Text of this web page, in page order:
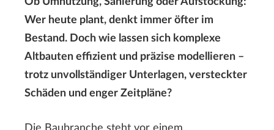
Wer heute plant, denkt immer öfter im
Bestand. Doch wie lassen sich komplexe
Altbauten effizient und präzise modellieren –
trotz unvollständiger Unterlagen, versteckter
Schäden und enger Zeitpläne?